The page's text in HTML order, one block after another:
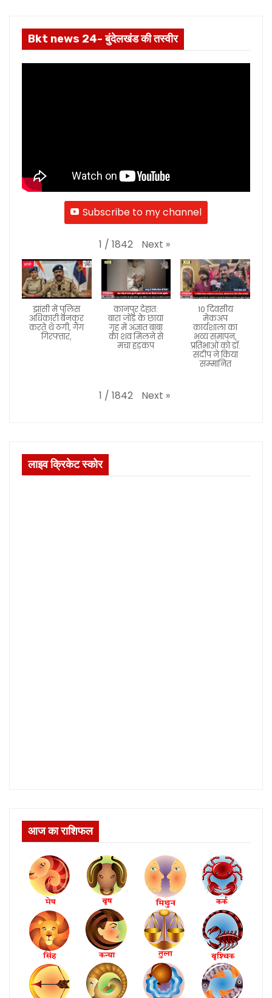
Bkt news 24- बुंदेलखंड की तस्वीर
Subscribe to my channel
1 / 1842 Next »
झांसी में पुलिस
अधिकारी बनकर
करते थे ठगी, गैंग
गिरफ्तार,
कानपुर देहात:
बारा जोड़ के छाया
गृह में अज्ञात बाबा
का शव मिलने से
मचा हड़कंप
10 दिवसीय
मेकअप
कार्यशाला का
भव्य समापन,
प्रतिभाओं को डॉ.
संदीप ने किया
सम्मानित
1 / 1842 Next »
लाइव क्रिकेट स्कोर
आज का राशिफल